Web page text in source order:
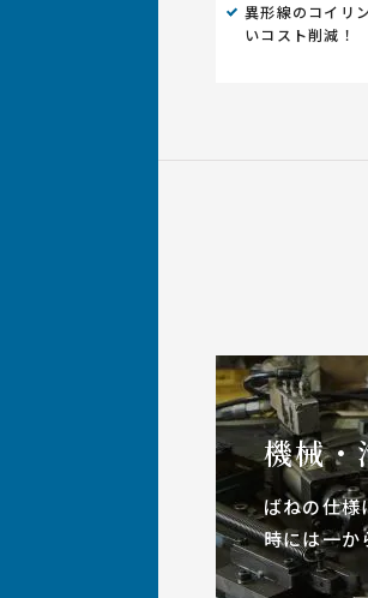
異形線のコイリ
いコスト削減！
機械・
ばねの仕
時には一か